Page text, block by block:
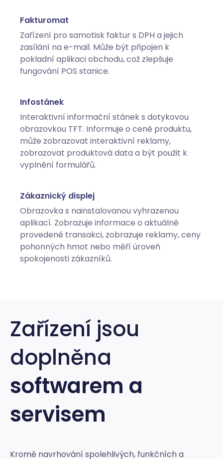
Fakturomat
Zařízení pro samotisk faktur s DPH a jejich
zasílání na e-mail. Může být připojen k
pokladní aplikaci obchodu, což zlepšuje
fungování POS stanice.
Infostánek
Interaktivní informační stánek s dotykovou
obrazovkou TFT. Informuje o ceně produktu,
může zobrazovat interaktivní reklamy,
zobrazovat produktová data a být použit k
vyplnění formulářů.
Zákaznický displej
Obrazovka s nainstalovanou vyhrazenou
aplikací. Zobrazuje informace o aktuálně
provedené transakci, zobrazuje reklamy, ceny
pohonných hmot nebo měří úroveň
spokojenosti zákazníků.
Zařízení jsou
doplněna
softwarem a
servisem
Kromě navrhování spolehlivých, funkčních a